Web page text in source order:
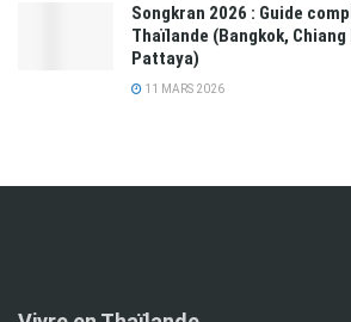
Songkran 2026 : Guide
Thaïlande (Bangkok,
Pattaya)
11 MARS 2026